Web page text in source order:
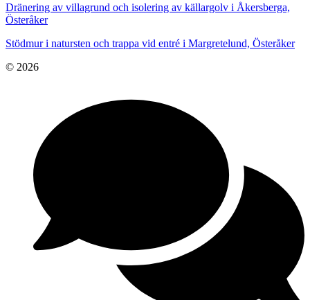
Dränering av villagrund och isolering av källargolv i Åkersberga,
Österåker
Stödmur i natursten och trappa vid entré i Margretelund, Österåker
© 2026